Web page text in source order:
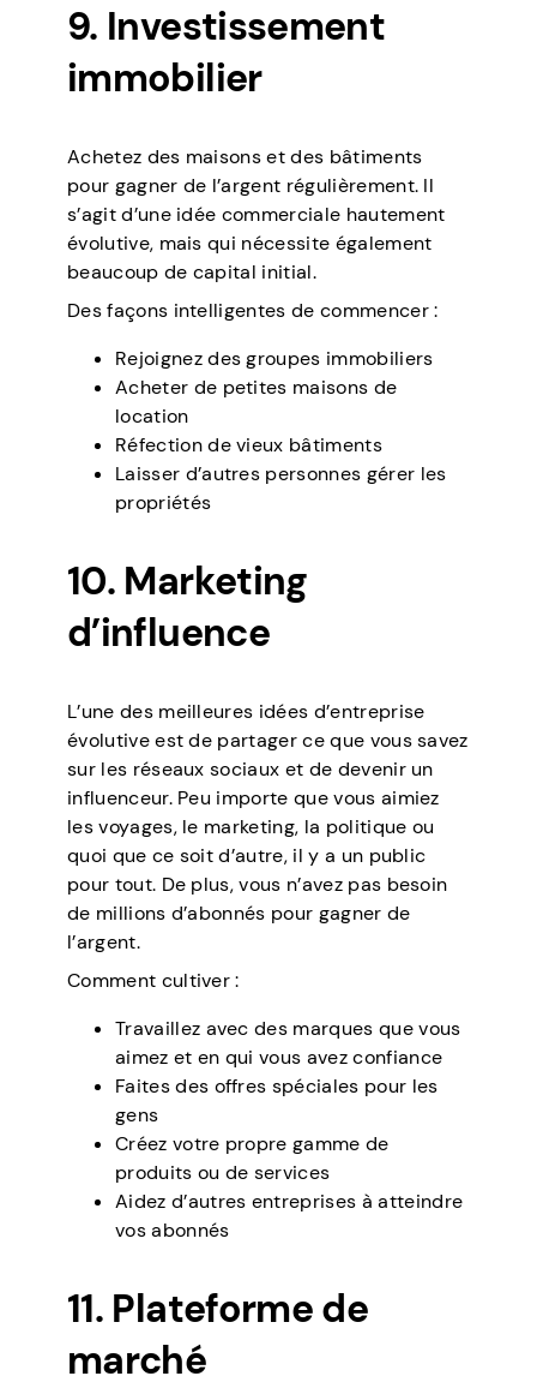
9. Investissement
immobilier
Achetez des maisons et des bâtiments
pour gagner de l’argent régulièrement. Il
s’agit d’une idée commerciale hautement
évolutive, mais qui nécessite également
beaucoup de capital initial.
Des façons intelligentes de commencer :
Rejoignez des groupes immobiliers
Acheter de petites maisons de
location
Réfection de vieux bâtiments
Laisser d’autres personnes gérer les
propriétés
10. Marketing
d’influence
L’une des meilleures idées d’entreprise
évolutive est de partager ce que vous savez
sur les réseaux sociaux et de devenir un
influenceur. Peu importe que vous aimiez
les voyages, le marketing, la politique ou
quoi que ce soit d’autre, il y a un public
pour tout. De plus, vous n’avez pas besoin
de millions d’abonnés pour gagner de
l’argent.
Comment cultiver :
Travaillez avec des marques que vous
aimez et en qui vous avez confiance
Faites des offres spéciales pour les
gens
Créez votre propre gamme de
produits ou de services
Aidez d’autres entreprises à atteindre
vos abonnés
11. Plateforme de
marché